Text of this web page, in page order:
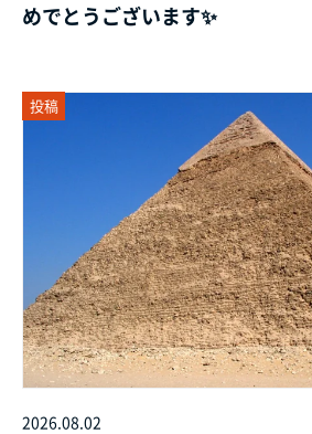
めでとうございます✨
投稿
2026.08.02